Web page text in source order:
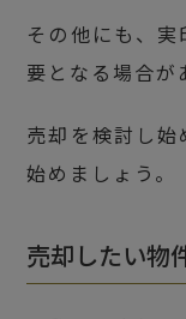
その他にも、
要となる場合が
売却を検討し
始めましょう。
売却したい物